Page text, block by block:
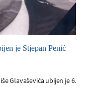
je Stjepan Penić
Glavaševića ubijen je 6.